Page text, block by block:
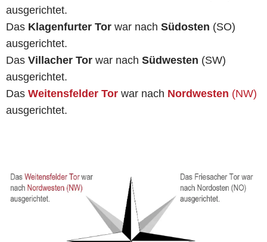
ausgerichtet.
Das Klagenfurter Tor war nach Südosten (SO)
ausgerichtet.
Das Villacher Tor war nach Südwesten (SW)
ausgerichtet.
Das Weitensfelder Tor war nach Nordwesten (NW)
ausgerichtet.